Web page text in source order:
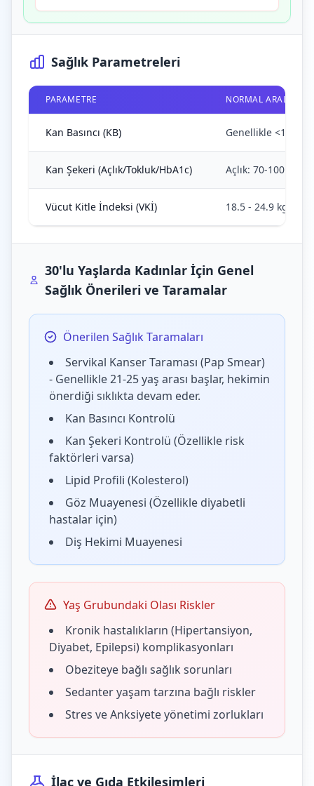
Sağlık Parametreleri
PARAMETRE NORMAL ARALIK
Kan Basıncı (KB) Genellikle <120/
Kan Şekeri (Açlık/Tokluk/HbA1c) Açlık: 70-100 mg/
Vücut Kitle İndeksi (VKİ) 18.5 - 24.9 kg/m²
30'lu Yaşlarda Kadınlar İçin Genel
Sağlık Önerileri ve Taramalar
Önerilen Sağlık Taramaları
Servikal Kanser Taraması (Pap Smear)
- Genellikle 21-25 yaş arası başlar, hekimin
önerdiği sıklıkta devam eder.
Kan Basıncı Kontrolü
Kan Şekeri Kontrolü (Özellikle risk
faktörleri varsa)
Lipid Profili (Kolesterol)
Göz Muayenesi (Özellikle diyabetli
hastalar için)
Diş Hekimi Muayenesi
Yaş Grubundaki Olası Riskler
Kronik hastalıkların (Hipertansiyon,
Diyabet, Epilepsi) komplikasyonları
Obeziteye bağlı sağlık sorunları
Sedanter yaşam tarzına bağlı riskler
Stres ve Anksiyete yönetimi zorlukları
İlaç ve Gıda Etkileşimleri